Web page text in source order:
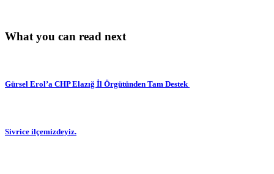
What you can read next
Gürsel Erol’a CHP Elazığ İl Örgütünden Tam Destek
Sivrice ilçemizdeyiz.